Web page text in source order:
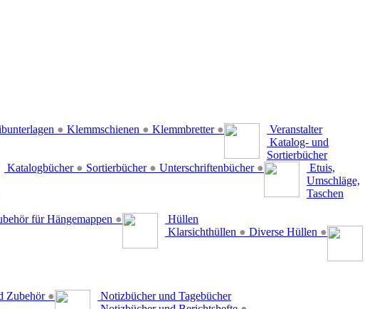
● Klemmschienen ● Klemmbretter ● Veranstalter
Katalog- und
Sortierbücher
Katalogbücher ● Sortierbücher ● Unterschriftenbücher ●
Etuis,
Umschläge,
Taschen
für Hängemappen ●
Hüllen
Klarsichthüllen ● Diverse Hüllen ●
Zubehör ●
Notizbücher und Tagebücher